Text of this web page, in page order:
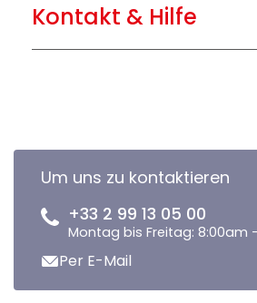
Kontakt & Hilfe
Um uns zu kontaktieren
+33 2 99 13 05 00
Montag bis Freitag: 8:00am
Per E-Mail